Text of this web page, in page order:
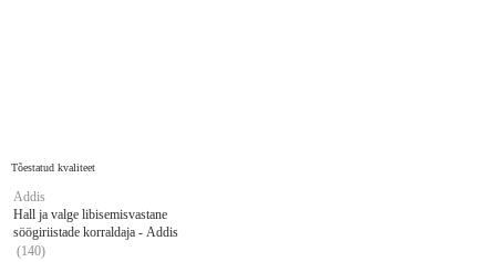
Tõestatud kvaliteet
Addis
Hall ja valge libisemisvastane
söögiriistade korraldaja - Addis
(140)